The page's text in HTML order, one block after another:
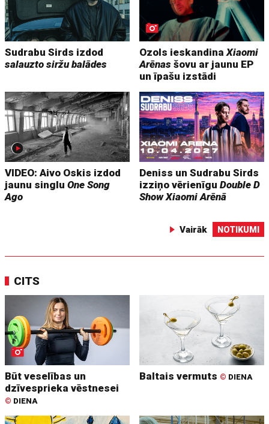
Sudrabu Sirds izdod
salauzto siržu balādes
Ozols ieskandinaXiaomi
Arēnas šovu ar jaunu EP
un īpašu izstādi
VIDEO: Aivo Oskis izdod
jaunu singluOne Song
Ago
Deniss un Sudrabu Sirds
izziņo vērienīguDouble D
Show Xiaomi Arēnā
Vairāk NOTIKUMI
CITS
Būt veselības un
dzīvesprieka vēstnesei
© DIENA
Baltais vermuts © DIENA